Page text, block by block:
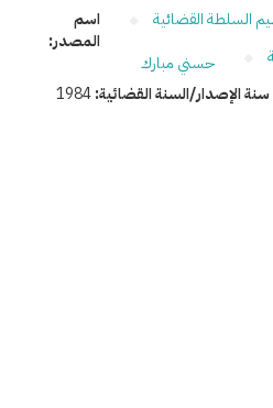
السلطة القضائية
سنة الإصدار/السنة القضائية:1984
اسم
المصدر:
حسني مبارك